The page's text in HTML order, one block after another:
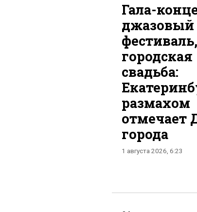
Гала-
джазовый
фестиваль,
городская
свадьба:
размахом
отмечает
города
1 августа 2026, 6:23